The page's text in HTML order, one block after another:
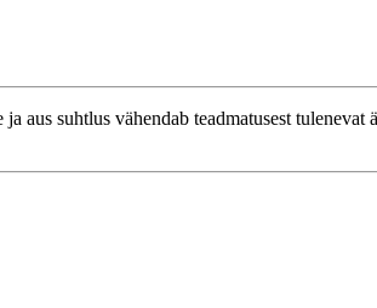
suhtlus vähendab teadmatusest tulenevat